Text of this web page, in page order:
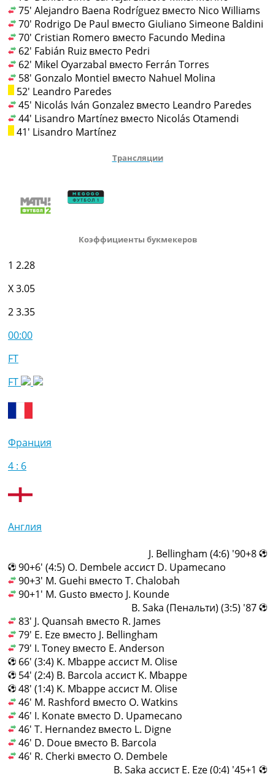
75' Alejandro Baena Rodríguez вместо Nico Williams
70' Rodrigo De Paul вместо Giuliano Simeone Baldini
70' Cristian Romero вместо Facundo Medina
62' Fabián Ruiz вместо Pedri
62' Mikel Oyarzabal вместо Ferrán Torres
58' Gonzalo Montiel вместо Nahuel Molina
52' Leandro Paredes
45' Nicolás Iván Gonzalez вместо Leandro Paredes
44' Lisandro Martínez вместо Nicolás Otamendi
41' Lisandro Martínez
Трансляции
Коэффициенты букмекеров
1 2.28
X3.05
23.35
00:00
FT
FT
Франция
4 : 6
Англия
90+6' (4:5) O. Dembele ассист D. Upamecano
90+3' M. Guehi вместо T. Chalobah
90+1' M. Gusto вместо J. Kounde
83' J. Quansah вместо R. James
79' E. Eze вместо J. Bellingham
79' I. Toney вместо E. Anderson
66' (3:4) K. Mbappe ассист M. Olise
54' (2:4) B. Barcola ассист K. Mbappe
48' (1:4) K. Mbappe ассист M. Olise
46' M. Rashford вместо O. Watkins
46' I. Konate вместо D. Upamecano
46' T. Hernandez вместо L. Digne
46' D. Doue вместо B. Barcola
46' R. Cherki вместо O. Dembele